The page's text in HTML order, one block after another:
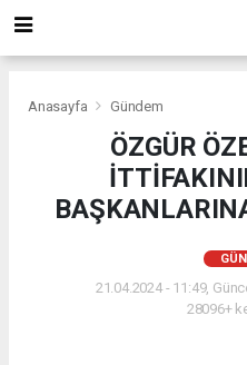
Anasayfa Gündem
ÖZGÜR
21.04.2024 - 11:49,
28096+